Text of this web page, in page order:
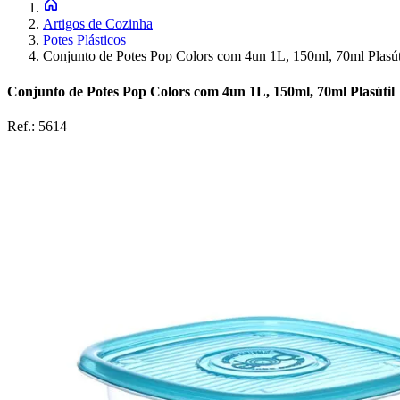
Artigos de Cozinha
Potes Plásticos
Conjunto de Potes Pop Colors com 4un 1L, 150ml, 70ml
Conjunto de Potes Pop Colors com 4un 1L, 150ml, 70ml Plasútil
Ref.: 5614